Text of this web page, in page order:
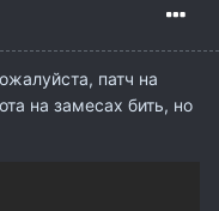
патч на
на замесах бить, но